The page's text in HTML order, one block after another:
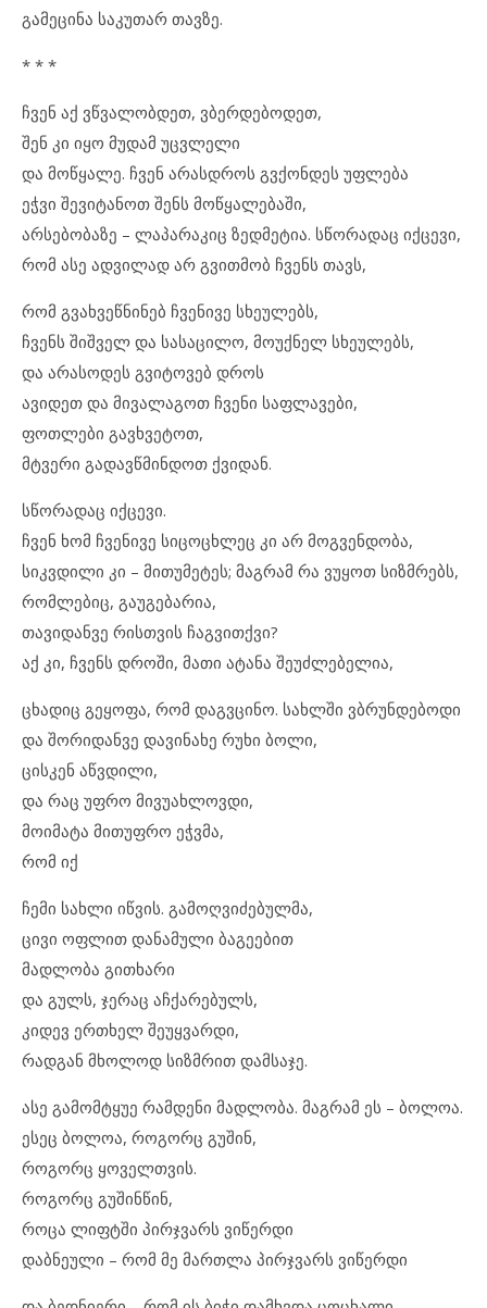
გამეცინა საკუთარ თავზე.
* * *
ჩვენ აქ ვწვალობდეთ, ვბერდებოდეთ,
შენ კი იყო მუდამ უცვლელი
და მოწყალე. ჩვენ არასდროს გვქონდეს უფლება
ეჭვი შევიტანოთ შენს მოწყალებაში,
არსებობაზე – ლაპარაკიც ზედმეტია. სწორადაც იქცევი,
რომ ასე ადვილად არ გვითმობ ჩვენს თავს,
რომ გვახვეწნინებ ჩვენივე სხეულებს,
ჩვენს შიშველ და სასაცილო, მოუქნელ სხეულებს,
და არასოდეს გვიტოვებ დროს
ავიდეთ და მივალაგოთ ჩვენი საფლავები,
ფოთლები გავხვეტოთ,
მტვერი გადავწმინდოთ ქვიდან.
სწორადაც იქცევი.
ჩვენ ხომ ჩვენივე სიცოცხლეც კი არ მოგვენდობა,
სიკვდილი კი – მითუმეტეს; მაგრამ რა ვუყოთ სიზმრებს,
რომლებიც, გაუგებარია,
თავიდანვე რისთვის ჩაგვითქვი?
აქ კი, ჩვენს დროში, მათი ატანა შეუძლებელია,
ცხადიც გეყოფა, რომ დაგვცინო. სახლში ვბრუნდებოდი
და შორიდანვე დავინახე რუხი ბოლი,
ცისკენ აწვდილი,
და რაც უფრო მივუახლოვდი,
მოიმატა მითუფრო ეჭვმა,
რომ იქ
ჩემი სახლი იწვის. გამოღვიძებულმა,
ცივი ოფლით დანამული ბაგეებით
მადლობა გითხარი
და გულს, ჯერაც აჩქარებულს,
კიდევ ერთხელ შეუყვარდი,
რადგან მხოლოდ სიზმრით დამსაჯე.
ასე გამომტყუე რამდენი მადლობა. მაგრამ ეს – ბოლოა.
ესეც ბოლოა, როგორც გუშინ,
როგორც ყოველთვის.
როგორც გუშინწინ,
როცა ლიფტში პირჯვარს ვიწერდი
დაბნეული – რომ მე მართლა პირჯვარს ვიწერდი